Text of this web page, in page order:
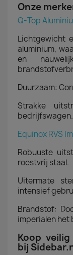
Onze
Q-Top
Lichtgewicht
aluminium,
en
Duurzaam:
Strakke
bedrijfswagen.
Equinox RVS
Robuuste
roestvrij staal.
Uitermate
intensief
Brandstof:
imperialen
Koop
bij